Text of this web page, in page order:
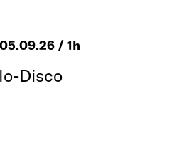
/ 1h
Disco